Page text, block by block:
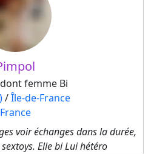
femme Bi
/Île-de-France
France
voir échanges dans la durée,
Elle bi Lui hétéro